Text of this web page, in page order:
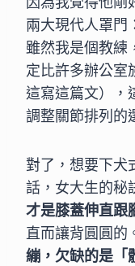
兩大現代人罩門
雖然我是個教練
定比許多辦公室
這寫這篇文），
調整關節排列的
對了，想要下犬
話，女大生的秘
才是膝蓋伸直跟
直而讓背圓圓的
繃，欠缺的是「